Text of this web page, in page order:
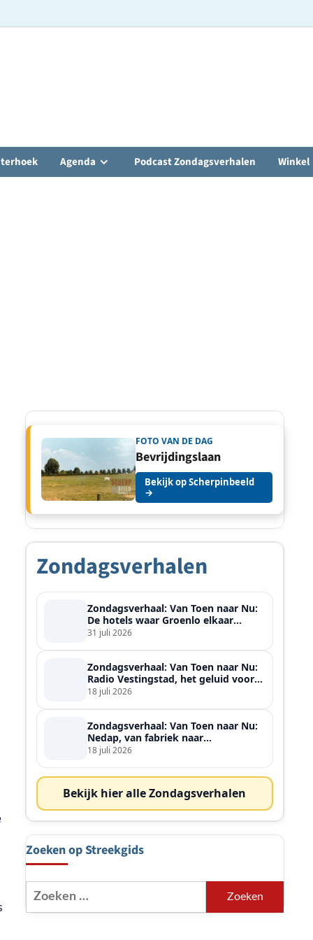
Agenda Podcast Zondagsverhalen Winkel
FOTO VAN DE DAG
Bevrijdingslaan
Bekijk op Scherpinbeeld
→
Zondagsverhalen
Zondagsverhaal: Van Toen naar Nu:
De hotels waar Groenlo elkaar
ontmoette
31 juli 2026
Zondagsverhaal: Van Toen naar Nu:
Radio Vestingstad, het geluid voor
heel de streek
18 juli 2026
Zondagsverhaal: Van Toen naar Nu:
Nedap, van fabriek naar
wereldspeler
18 juli 2026
Bekijk hier alle Zondagsverhalen
Zoeken op Streekgids
Zoeken
naar: